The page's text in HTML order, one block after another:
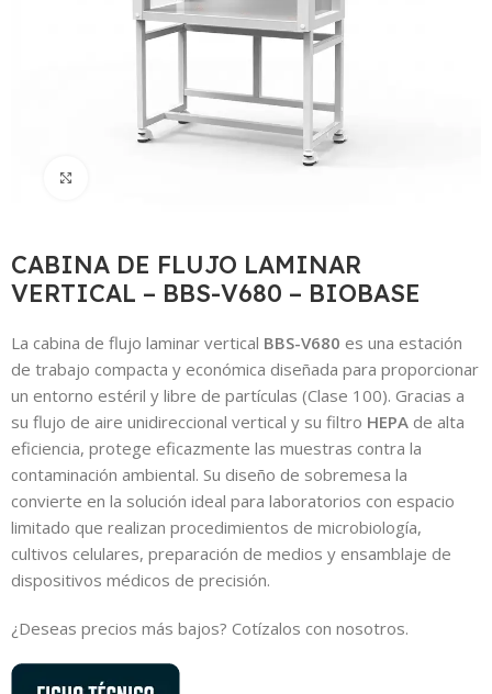
CABINA DE FLUJO LAMINAR
VERTICAL – BBS-V680 – BIOBASE
La cabina de flujo laminar vertical BBS-V680 es una estación
de trabajo compacta y económica diseñada para proporcionar
un entorno estéril y libre de partículas (Clase 100). Gracias a
su flujo de aire unidireccional vertical y su filtro HEPA de alta
eficiencia, protege eficazmente las muestras contra la
contaminación ambiental. Su diseño de sobremesa la
convierte en la solución ideal para laboratorios con espacio
limitado que realizan procedimientos de microbiología,
cultivos celulares, preparación de medios y ensamblaje de
dispositivos médicos de precisión.
¿Deseas precios más bajos? Cotízalos con nosotros.